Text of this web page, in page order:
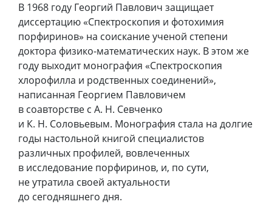
В 1968 году Георгий Павлович защищает
диссертацию «Спектроскопия и фотохимия
порфиринов» на соискание ученой степени
доктора физико-математических наук. В этом же
году выходит монография «Спектроскопия
хлорофилла и родственных соединений»,
написанная Георгием Павловичем
в соавторстве с А. Н. Севченко
и К. Н. Соловьевым. Монография стала на долгие
годы настольной книгой специалистов
различных профилей, вовлеченных
в исследование порфиринов, и, по сути,
не утратила своей актуальности
до сегодняшнего дня.